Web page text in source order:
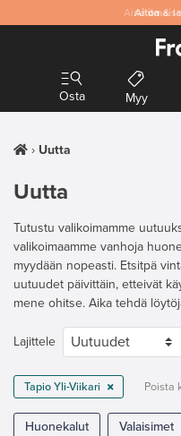
Aitoa&
Osta Myy
Uutta
Uutta
Tutustu valikoimamme
valikoimaamme vanhoja
myydään nopeasti. Etsitpä
uutuudet päivittäin, etteivät
mene ohitse. Aika tehdä
Lajittele
Tapio Yli-Viikari Poista
Huonekalut Valaisimet